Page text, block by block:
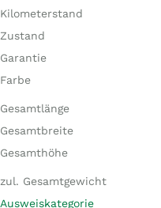
Kilometerstand
Zustand
Garantie
Farbe
Gesamtlänge
Gesamtbreite
Gesamthöhe
zul. Gesamtgewicht
Ausweiskategorie